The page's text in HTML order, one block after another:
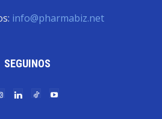
info@pharmabiz.net
SEGUINOS